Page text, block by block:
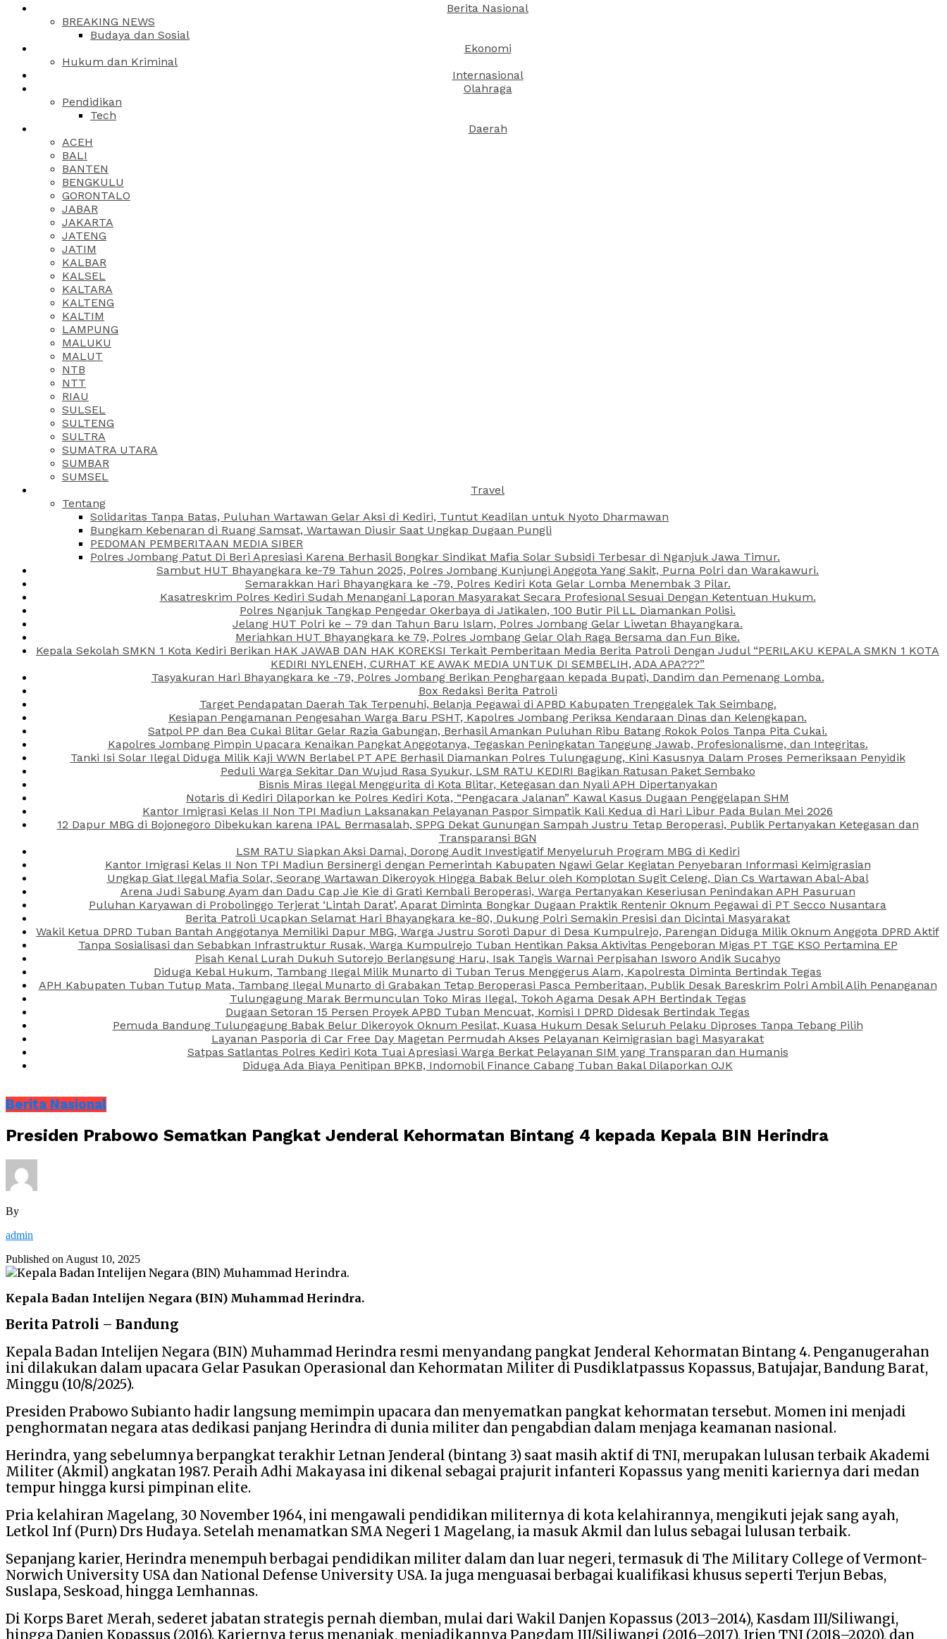
Berita Nasional
BREAKING NEWS
Budaya dan Sosial
Ekonomi
Hukum dan Kriminal
Internasional
Olahraga
Pendidikan
Tech
Daerah
ACEH
BALI
BANTEN
BENGKULU
GORONTALO
JABAR
JAKARTA
JATENG
JATIM
KALBAR
KALSEL
KALTARA
KALTENG
KALTIM
LAMPUNG
MALUKU
MALUT
NTB
NTT
RIAU
SULSEL
SULTENG
SULTRA
SUMATRA UTARA
SUMBAR
SUMSEL
Travel
Tentang
Solidaritas Tanpa Batas, Puluhan Wartawan Gelar Aksi di Kediri, Tuntut Keadilan untuk Nyoto Dharmawan
Bungkam Kebenaran di Ruang Samsat, Wartawan Diusir Saat Ungkap Dugaan Pungli
PEDOMAN PEMBERITAAN MEDIA SIBER
Polres Jombang Patut Di Beri Apresiasi Karena Berhasil Bongkar Sindikat Mafia Solar Subsidi Terbesar di Nganjuk Jawa Timur.
Sambut HUT Bhayangkara ke-79 Tahun 2025, Polres Jombang Kunjungi Anggota Yang Sakit, Purna Polri dan Warakawuri.
Semarakkan Hari Bhayangkara ke -79, Polres Kediri Kota Gelar Lomba Menembak 3 Pilar.
Kasatreskrim Polres Kediri Sudah Menangani Laporan Masyarakat Secara Profesional Sesuai Dengan Ketentuan Hukum.
Polres Nganjuk Tangkap Pengedar Okerbaya di Jatikalen, 100 Butir Pil LL Diamankan Polisi.
Jelang HUT Polri ke – 79 dan Tahun Baru Islam, Polres Jombang Gelar Liwetan Bhayangkara.
Meriahkan HUT Bhayangkara ke 79, Polres Jombang Gelar Olah Raga Bersama dan Fun Bike.
Kepala Sekolah SMKN 1 Kota Kediri Berikan HAK JAWAB DAN HAK KOREKSI Terkait Pemberitaan Media Berita Patroli Dengan Judul “PERILAKU KEPALA SMKN 1 KOTA
KEDIRI NYLENEH, CURHAT KE AWAK MEDIA UNTUK DI SEMBELIH, ADA APA???”
Tasyakuran Hari Bhayangkara ke -79, Polres Jombang Berikan Penghargaan kepada Bupati, Dandim dan Pemenang Lomba.
Box Redaksi Berita Patroli
Target Pendapatan Daerah Tak Terpenuhi, Belanja Pegawai di APBD Kabupaten Trenggalek Tak Seimbang.
Kesiapan Pengamanan Pengesahan Warga Baru PSHT, Kapolres Jombang Periksa Kendaraan Dinas dan Kelengkapan.
Satpol PP dan Bea Cukai Blitar Gelar Razia Gabungan, Berhasil Amankan Puluhan Ribu Batang Rokok Polos Tanpa Pita Cukai.
Kapolres Jombang Pimpin Upacara Kenaikan Pangkat Anggotanya, Tegaskan Peningkatan Tanggung Jawab, Profesionalisme, dan Integritas.
Tanki Isi Solar Ilegal Diduga Milik Kaji WWN Berlabel PT APE Berhasil Diamankan Polres Tulungagung, Kini Kasusnya Dalam Proses Pemeriksaan Penyidik
Peduli Warga Sekitar Dan Wujud Rasa Syukur, LSM RATU KEDIRI Bagikan Ratusan Paket Sembako
Bisnis Miras Ilegal Menggurita di Kota Blitar, Ketegasan dan Nyali APH Dipertanyakan
Notaris di Kediri Dilaporkan ke Polres Kediri Kota, “Pengacara Jalanan” Kawal Kasus Dugaan Penggelapan SHM
Kantor Imigrasi Kelas II Non TPI Madiun Laksanakan Pelayanan Paspor Simpatik Kali Kedua di Hari Libur Pada Bulan Mei 2026
12 Dapur MBG di Bojonegoro Dibekukan karena IPAL Bermasalah, SPPG Dekat Gunungan Sampah Justru Tetap Beroperasi, Publik Pertanyakan Ketegasan dan
Transparansi BGN
LSM RATU Siapkan Aksi Damai, Dorong Audit Investigatif Menyeluruh Program MBG di Kediri
Kantor Imigrasi Kelas II Non TPI Madiun Bersinergi dengan Pemerintah Kabupaten Ngawi Gelar Kegiatan Penyebaran Informasi Keimigrasian
Ungkap Giat Ilegal Mafia Solar, Seorang Wartawan Dikeroyok Hingga Babak Belur oleh Komplotan Sugit Celeng, Dian Cs Wartawan Abal-Abal
Arena Judi Sabung Ayam dan Dadu Cap Jie Kie di Grati Kembali Beroperasi, Warga Pertanyakan Keseriusan Penindakan APH Pasuruan
Puluhan Karyawan di Probolinggo Terjerat ‘Lintah Darat’, Aparat Diminta Bongkar Dugaan Praktik Rentenir Oknum Pegawai di PT Secco Nusantara
Berita Patroli Ucapkan Selamat Hari Bhayangkara ke-80, Dukung Polri Semakin Presisi dan Dicintai Masyarakat
Wakil Ketua DPRD Tuban Bantah Anggotanya Memiliki Dapur MBG, Warga Justru Soroti Dapur di Desa Kumpulrejo, Parengan Diduga Milik Oknum Anggota DPRD Aktif
Tanpa Sosialisasi dan Sebabkan Infrastruktur Rusak, Warga Kumpulrejo Tuban Hentikan Paksa Aktivitas Pengeboran Migas PT TGE KSO Pertamina EP
Pisah Kenal Lurah Dukuh Sutorejo Berlangsung Haru, Isak Tangis Warnai Perpisahan Isworo Andik Sucahyo
Diduga Kebal Hukum, Tambang Ilegal Milik Munarto di Tuban Terus Menggerus Alam, Kapolresta Diminta Bertindak Tegas
APH Kabupaten Tuban Tutup Mata, Tambang Ilegal Munarto di Grabakan Tetap Beroperasi Pasca Pemberitaan, Publik Desak Bareskrim Polri Ambil Alih Penanganan
Tulungagung Marak Bermunculan Toko Miras Ilegal, Tokoh Agama Desak APH Bertindak Tegas
Dugaan Setoran 15 Persen Proyek APBD Tuban Mencuat, Komisi I DPRD Didesak Bertindak Tegas
Pemuda Bandung Tulungagung Babak Belur Dikeroyok Oknum Pesilat, Kuasa Hukum Desak Seluruh Pelaku Diproses Tanpa Tebang Pilih
Layanan Pasporia di Car Free Day Magetan Permudah Akses Pelayanan Keimigrasian bagi Masyarakat
Satpas Satlantas Polres Kediri Kota Tuai Apresiasi Warga Berkat Pelayanan SIM yang Transparan dan Humanis
Diduga Ada Biaya Penitipan BPKB, Indomobil Finance Cabang Tuban Bakal Dilaporkan OJK
Berita Nasional
Presiden Prabowo Sematkan Pangkat Jenderal Kehormatan Bintang 4 kepada Kepala BIN Herindra
By
admin
Published on August 10, 2025
Kepala Badan Intelijen Negara (BIN) Muhammad Herindra.
Berita Patroli – Bandung
Kepala Badan Intelijen Negara (BIN) Muhammad Herindra resmi menyandang pangkat Jenderal Kehormatan Bintang 4. Penganugerahan
ini dilakukan dalam upacara Gelar Pasukan Operasional dan Kehormatan Militer di Pusdiklatpassus Kopassus, Batujajar, Bandung Barat,
Minggu (10/8/2025).
Presiden Prabowo Subianto hadir langsung memimpin upacara dan menyematkan pangkat kehormatan tersebut. Momen ini menjadi
penghormatan negara atas dedikasi panjang Herindra di dunia militer dan pengabdian dalam menjaga keamanan nasional.
Herindra, yang sebelumnya berpangkat terakhir Letnan Jenderal (bintang 3) saat masih aktif di TNI, merupakan lulusan terbaik Akademi
Militer (Akmil) angkatan 1987. Peraih Adhi Makayasa ini dikenal sebagai prajurit infanteri Kopassus yang meniti kariernya dari medan
tempur hingga kursi pimpinan elite.
Pria kelahiran Magelang, 30 November 1964, ini mengawali pendidikan militernya di kota kelahirannya, mengikuti jejak sang ayah,
Letkol Inf (Purn) Drs Hudaya. Setelah menamatkan SMA Negeri 1 Magelang, ia masuk Akmil dan lulus sebagai lulusan terbaik.
Sepanjang karier, Herindra menempuh berbagai pendidikan militer dalam dan luar negeri, termasuk di The Military College of Vermont-
Norwich University USA dan National Defense University USA. Ia juga menguasai berbagai kualifikasi khusus seperti Terjun Bebas,
Suslapa, Seskoad, hingga Lemhannas.
Di Korps Baret Merah, sederet jabatan strategis pernah diemban, mulai dari Wakil Danjen Kopassus (2013–2014), Kasdam III/Siliwangi,
hingga Danjen Kopassus (2016). Kariernya terus menanjak, menjadikannya Pangdam III/Siliwangi (2016–2017), Irjen TNI (2018–2020), dan